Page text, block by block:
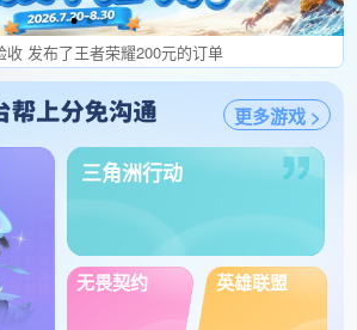
布了三角洲行动108元的订单
收 发布了王者荣耀200元的订单
发布了英雄联盟手游290元的订单
单快 发布了冒险岛怀旧服580元的订单
验收 发布了王者荣耀280元的订单
高级代练 发布了无畏契约102元的订单
单. 发布了王者荣耀220元的订单
技勿扰 发布了崩坏：星穹铁道100元的订单
看日落 发布了逆战：未来500元的订单
发布了王者荣耀378元的订单
更多游戏 >
三角洲行动
无畏契约 英雄联盟